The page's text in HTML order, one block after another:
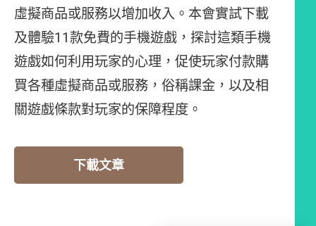
虛擬商品或服務以增加收入。本會實試下載
及體驗11款免費的手機遊戲，探討這類手機
遊戲如何利用玩家的心理，促使玩家付款購
買各種虛擬商品或服務，俗稱課金，以及相
關遊戲條款對玩家的保障程度。
下載文章